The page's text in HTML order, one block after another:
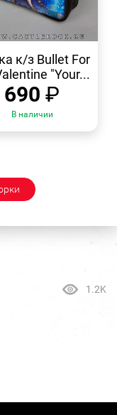
ПРОСМОТР
к/з Bullet For
"Your...
690 ₽
В наличии
1.2K